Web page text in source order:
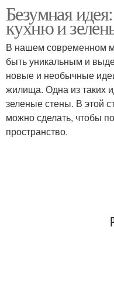
Стен в интерьере
Камень в интерьере
Безумная
кухню и
В нашем современном
быть уникальным и
новые и необычные
жилища. Одна из таких
зеленые стены. В этой
можно сделать, чтобы
пространство.